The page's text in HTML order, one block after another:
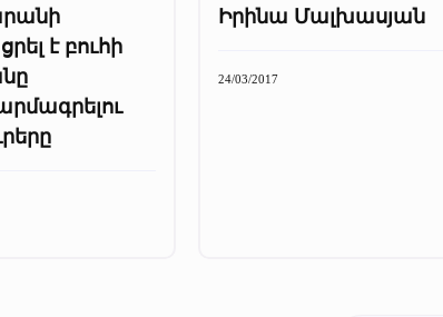
է բուհի
Իրինա Մալխասյան
24/03/2017